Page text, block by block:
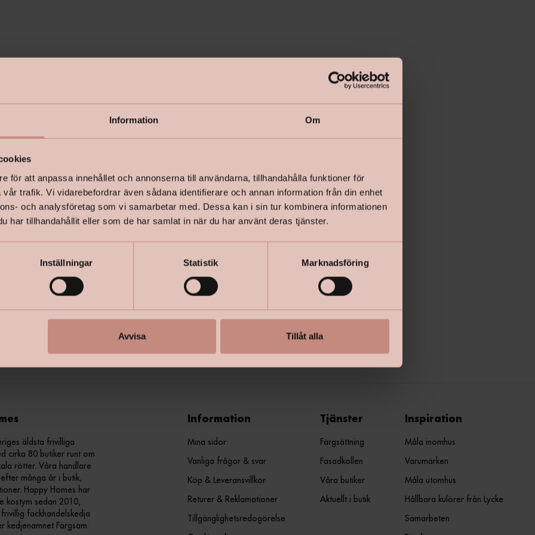
Information Om
för att anpassa innehållet och annonserna till användarna, tillhandahålla funktioner för
trafik. Vi vidarebefordrar även sådana identifierare och annan information från din enhet
och analysföretag som vi samarbetar med. Dessa kan i sin tur kombinera informationen
har tillhandahållit eller som de har samlat in när du har använt deras tjänster.
Inställningar Statistik Marknadsföring
Avvisa Tillåt alla
äldsta frivilliga
cirka 80 butiker runt om
rötter. Våra handlare
många år i butik,
Happy Homes har
kostym sedan 2010,
fackhandelskedja
kedjenamnet Färgsam.
Information
Mina sidor
Vanliga frågor & svar
Köp & Leveransvillkor
Returer & Reklamationer
Tillgänglighetsredogörelse
Tjänster
Färgsättning
Fasadkollen
Våra butiker
Aktuellt i butik
Inspiration
Måla inomhus
Varumärken
Måla utomhus
Hållbara kulörer från Lycke
Samarbeten